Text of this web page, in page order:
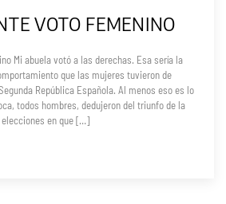
VOTO FEMENINO
Mi abuela votó a las derechas. Esa sería la
que las mujeres tuvieron de
República Española. Al menos eso es lo
todos hombres, dedujeron del triunfo de la
en que […]